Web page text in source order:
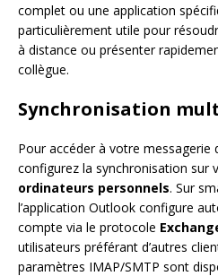
complet ou une application
particulièrement utile pour
à distance ou présenter
collègue.
Synchronisation
Pour accéder à votre messagerie
configurez la synchronisation sur
ordinateurs personnels. Sur
l’application Outlook configure
compte via le protocole
utilisateurs préférant d’autres
paramètres IMAP/SMTP sont